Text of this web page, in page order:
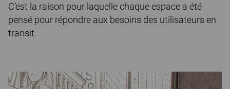
C’est la raison pour laquelle chaque espace a été
pensé pour répondre aux besoins des utilisateurs en
transit.